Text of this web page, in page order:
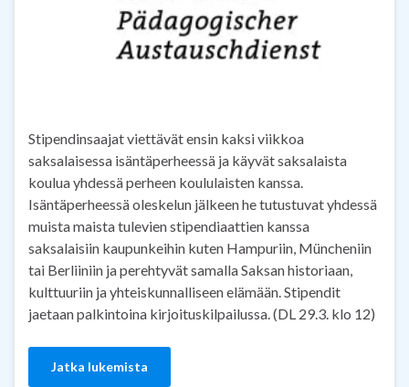
Stipendinsaajat viettävät ensin kaksi viikkoa
saksalaisessa isäntäperheessä ja käyvät saksalaista
koulua yhdessä perheen koululaisten kanssa.
Isäntäperheessä oleskelun jälkeen he tutustuvat yhdessä
muista maista tulevien stipendiaattien kanssa
saksalaisiin kaupunkeihin kuten Hampuriin, Müncheniin
tai Berliiniin ja perehtyvät samalla Saksan historiaan,
kulttuuriin ja yhteiskunnalliseen elämään. Stipendit
jaetaan palkintoina kirjoituskilpailussa. (DL 29.3. klo 12)
Jatka lukemista